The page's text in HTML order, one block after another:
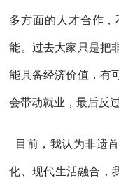
多方面的人才合作
能。过去大家只是把
能具备经济价值，有
会带动就业，最后反
目前，我认为非遗
化、现代生活融合，